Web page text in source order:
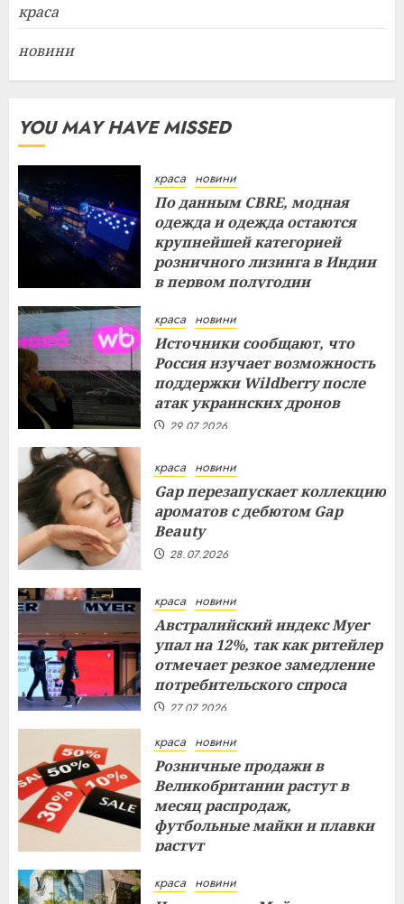
краса
новини
YOU MAY HAVE MISSED
краса новини
По данным CBRE, модная
одежда и одежда остаются
крупнейшей категорией
розничного лизинга в Индии
в первом полугодии
краса новини
Источники сообщают, что
Россия изучает возможность
поддержки Wildberry после
атак украинских дронов
29.07.2026
краса новини
Gap перезапускает коллекцию
ароматов с дебютом Gap
Beauty
28.07.2026
краса новини
Австралийский индекс Myer
упал на 12%, так как ритейлер
отмечает резкое замедление
потребительского спроса
27.07.2026
краса новини
Розничные продажи в
Великобритании растут в
месяц распродаж,
футбольные майки и плавки
растут
краса новини